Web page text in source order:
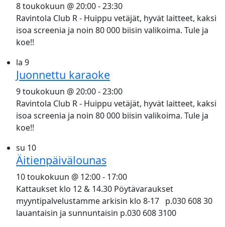
8 toukokuun @ 20:00-23:30
Ravintola Club R - Huippu vetäjät, hyvät laitteet, kaksi
isoa screenia ja noin 80 000 biisin valikoima. Tule ja
koe!!
la 9
Juonnettu karaoke
9 toukokuun @ 20:00-23:00
Ravintola Club R - Huippu vetäjät, hyvät laitteet, kaksi
isoa screenia ja noin 80 000 biisin valikoima. Tule ja
koe!!
su 10
Äitienpäivälounas
10 toukokuun @ 12:00- 17:00
Kattaukset klo 12 & 14.30 Pöytävaraukset
myyntipalvelustamme arkisin klo 8-17 p.030 608 30
lauantaisin ja sunnuntaisin p.030 608 3100